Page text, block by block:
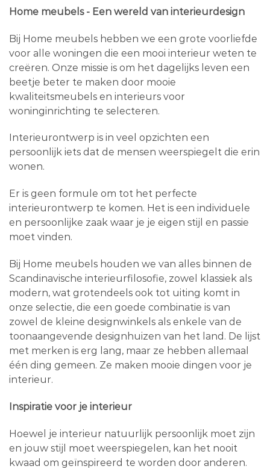
Home meubels - Een wereld van interieurdesign
Bij Home meubels hebben we een grote voorliefde
voor alle woningen die een mooi interieur weten te
creëren. Onze missie is om het dagelijks leven een
beetje beter te maken door mooie
kwaliteitsmeubels en interieurs voor
woninginrichting te selecteren.
Interieurontwerp is in veel opzichten een
persoonlijk iets dat de mensen weerspiegelt die erin
wonen.
Er is geen formule om tot het perfecte
interieurontwerp te komen. Het is een individuele
en persoonlijke zaak waar je je eigen stijl en passie
moet vinden.
Bij Home meubels houden we van alles binnen de
Scandinavische interieurfilosofie, zowel klassiek als
modern, wat grotendeels ook tot uiting komt in
onze selectie, die een goede combinatie is van
zowel de kleine designwinkels als enkele van de
toonaangevende designhuizen van het land. De lijst
met merken is erg lang, maar ze hebben allemaal
één ding gemeen. Ze maken mooie dingen voor je
interieur.
Inspiratie voor je interieur
Hoewel je interieur natuurlijk persoonlijk moet zijn
en jouw stijl moet weerspiegelen, kan het nooit
kwaad om geïnspireerd te worden door anderen.